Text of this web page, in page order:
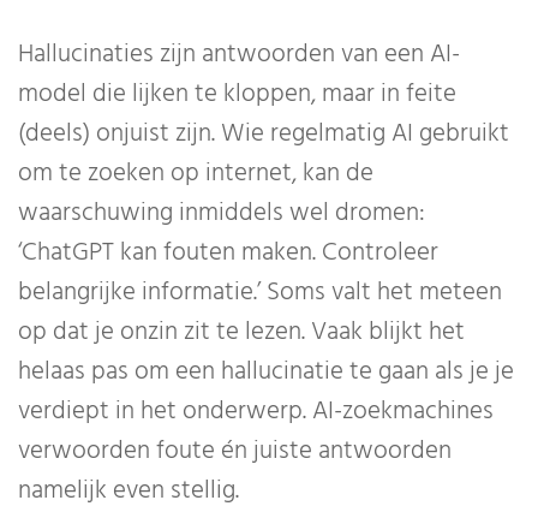
Hallucinaties zijn antwoorden van een AI-
model die lijken te kloppen, maar in feite
(deels) onjuist zijn. Wie regelmatig AI gebruikt
om te zoeken op internet, kan de
waarschuwing inmiddels wel dromen:
‘ChatGPT kan fouten maken. Controleer
belangrijke informatie.’ Soms valt het meteen
op dat je onzin zit te lezen. Vaak blijkt het
helaas pas om een hallucinatie te gaan als je je
verdiept in het onderwerp. AI-zoekmachines
verwoorden foute én juiste antwoorden
namelijk even stellig.